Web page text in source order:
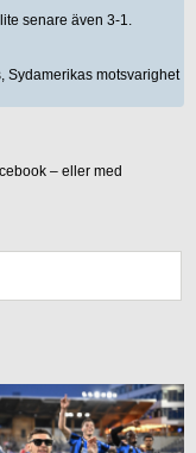
senare även 3-1.
Sydamerikas motsvarighet
– eller med